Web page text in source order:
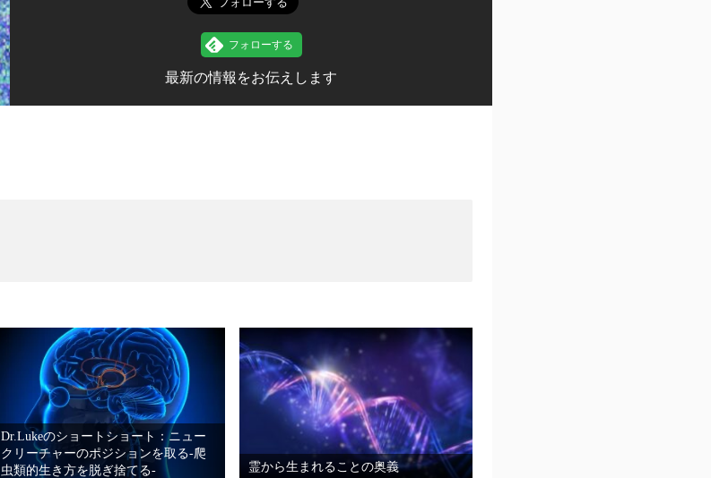
最新の情報をお伝えします
Dr.Lukeのショートショート：ニュー
クリーチャーのポジションを取る-爬
虫類的生き方を脱ぎ捨てる-
霊から生まれることの奥義